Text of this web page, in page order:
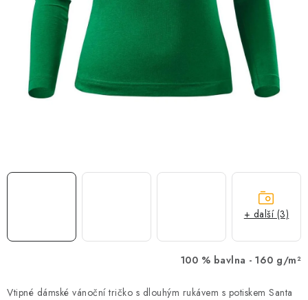
VÁNOCE
PROVIZNÍ SYSTÉM
O nás Časté otázky
Doprava a platba
100 % bavlna - 160 g/m²
Vtipné dámské vánoční tričko s dlouhým rukávem s potiskem Santa
+ další (3)